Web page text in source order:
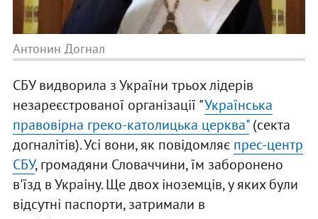
Антонин Догнал
СБУ видворила з України трьох лідерів
незареєстрованої організації "Українська
правовірна греко-католицька церква"(секта
догналітів). Усі вони, як повідомляє прес-центр
СБУ, громадяни Словаччини, їм заборонено
в'їзд в Украіну. Ще двох іноземців, у яких були
відсутні паспорти, затримали в